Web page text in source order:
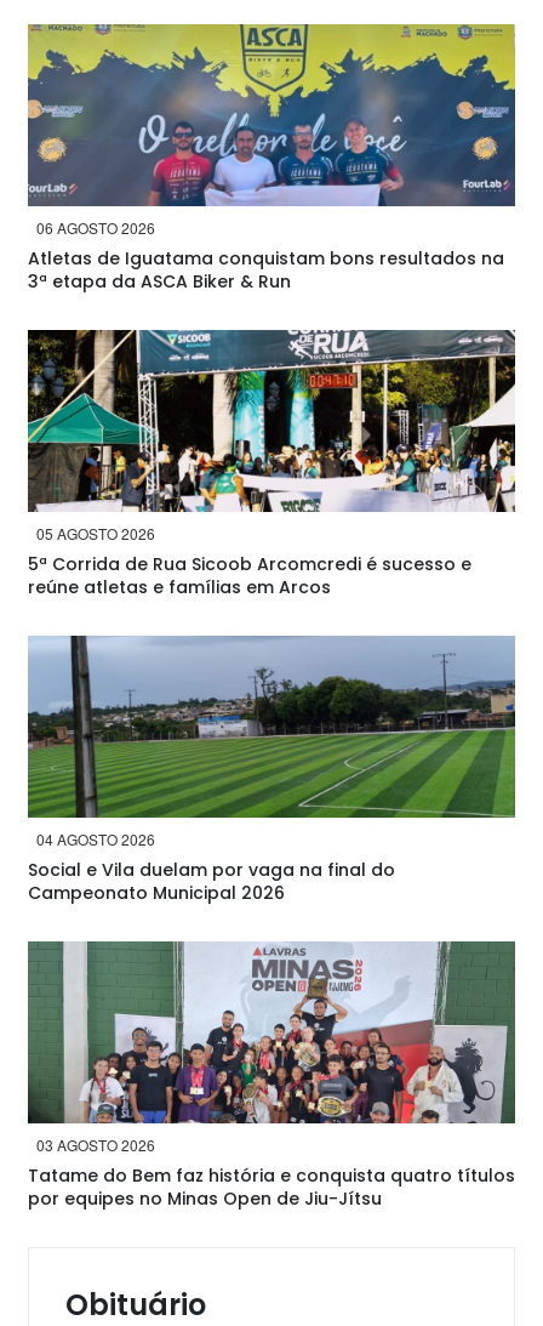
06 AGOSTO 2026
Atletas de Iguatama conquistam bons resultados na
3ª etapa da ASCA Biker & Run
05 AGOSTO 2026
5ª Corrida de Rua Sicoob Arcomcredi é sucesso e
reúne atletas e famílias em Arcos
04 AGOSTO 2026
Social e Vila duelam por vaga na final do
Campeonato Municipal 2026
03 AGOSTO 2026
Tatame do Bem faz história e conquista quatro títulos
por equipes no Minas Open de Jiu-Jítsu
Obituário